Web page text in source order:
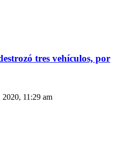
tres vehículos, por
11:29 am